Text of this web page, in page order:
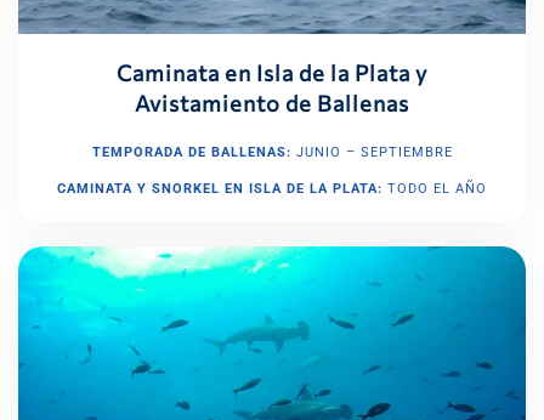
Caminata en Isla de la Plata y
Avistamiento de Ballenas
TEMPORADA DE BALLENAS: JUNIO – SEPTIEMBRE
CAMINATA Y SNORKEL EN ISLA DE LA PLATA: TODO EL AÑO